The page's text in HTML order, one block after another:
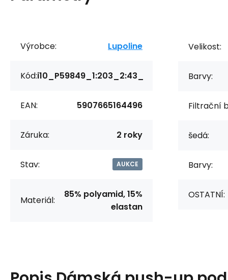
Výrobce: Lupoline
Kód:i10_P59849_1:203_2:43_
EAN: 5907665164496
Záruka: 2 roky
Stav: AUKCE
Materiál:
85% polyamid, 15%
elastan
Velikost:
Barvy:
Filtrační
šedá:
Barvy:
OSTATNÍ: